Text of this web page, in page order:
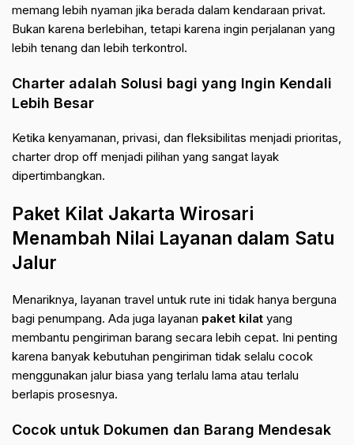
memang lebih nyaman jika berada dalam kendaraan privat.
Bukan karena berlebihan, tetapi karena ingin perjalanan yang
lebih tenang dan lebih terkontrol.
Charter adalah Solusi bagi yang Ingin Kendali
Lebih Besar
Ketika kenyamanan, privasi, dan fleksibilitas menjadi prioritas,
charter drop off menjadi pilihan yang sangat layak
dipertimbangkan.
Paket Kilat Jakarta Wirosari
Menambah Nilai Layanan dalam Satu
Jalur
Menariknya, layanan travel untuk rute ini tidak hanya berguna
bagi penumpang. Ada juga layanan paket kilat yang
membantu pengiriman barang secara lebih cepat. Ini penting
karena banyak kebutuhan pengiriman tidak selalu cocok
menggunakan jalur biasa yang terlalu lama atau terlalu
berlapis prosesnya.
Cocok untuk Dokumen dan Barang Mendesak